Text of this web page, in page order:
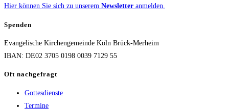
Hier können Sie sich zu unserem Newsletter anmelden.
Spenden
Evangelische Kirchengemeinde Köln Brück-Merheim
IBAN: DE02 3705 0198 0039 7129 55
Oft nachgefragt
Gottesdienste
Termine